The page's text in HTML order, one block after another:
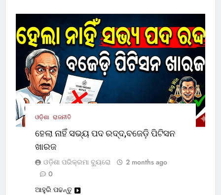
ଓଡ଼ିଶା ରାଜନୀତି
ହେଲା ନାହିଁ ସଭ୍ୟ ପଦ ରଦ୍ଦ,ବଜେଡ଼ି ପିଟିସନ
ଖାରଜ
ଓଡ଼ିଶା ପରିକ୍ରମା ବ୍ୟୁରୋ
2 months ago
0
ଆହୁରି ପଢନ୍ତୁ